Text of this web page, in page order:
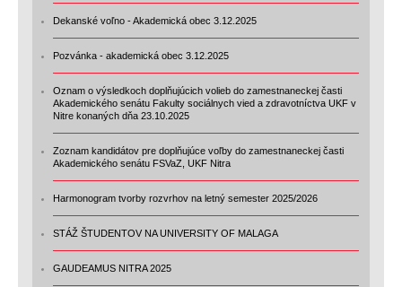
Dekanské voľno - Akademická obec 3.12.2025
Pozvánka - akademická obec 3.12.2025
Oznam o výsledkoch doplňujúcich volieb do zamestnaneckej časti
Akademického senátu Fakulty sociálnych vied a zdravotníctva UKF v
Nitre konaných dňa 23.10.2025
Zoznam kandidátov pre doplňujúce voľby do zamestnaneckej časti
Akademického senátu FSVaZ, UKF Nitra
Harmonogram tvorby rozvrhov na letný semester 2025/2026
STÁŽ ŠTUDENTOV NA UNIVERSITY OF MALAGA
GAUDEAMUS NITRA 2025